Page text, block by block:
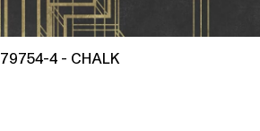
79754-4 - CHALK